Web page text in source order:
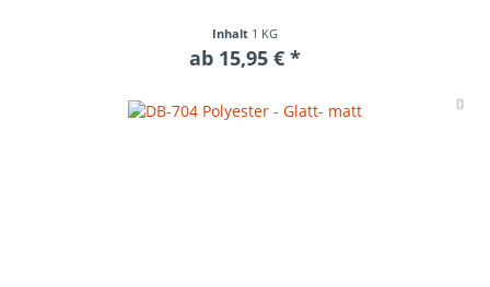
Inhalt 1 KG
ab 15,95 € *